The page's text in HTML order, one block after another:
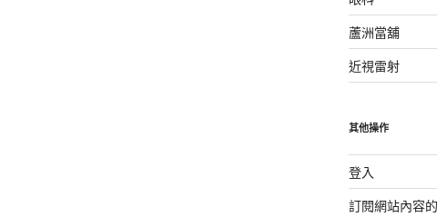
蘆洲當舖
近視雷射
其他操作
登入
訂閱網站內容